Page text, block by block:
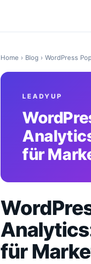
Home › Blog › WordPress
LEADYUP
für
für